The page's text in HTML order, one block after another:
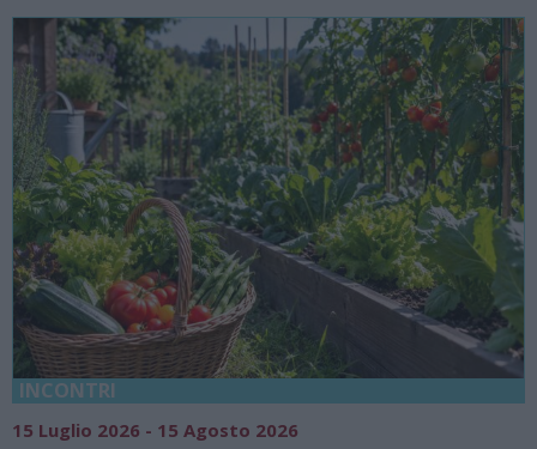
18 Luglio 2026 - 15 Agosto 2026